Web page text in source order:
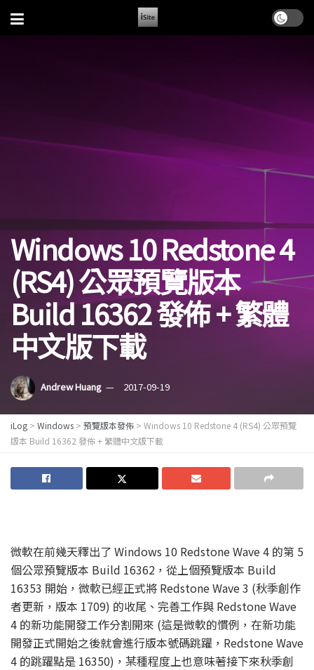
Windows 10 Redstone 4
(RS4) 公眾預覽版本
Build 16362 發佈 + 繁體
中文版下載
Andrew Huang 2017-09-19
iLog > Windows > 預覽版本發佈 > Windows 10 Redstone 4 (RS4) 公眾預覽
版本 Build 16362 發佈 + 繁體中文版下載
微軟在前幾天釋出了 Windows 10 Redstone Wave 4 的第 5
個公眾預覽版本 Build 16362，從上個預覽版本 Build
16353 開始，微軟已經正式將 Redstone Wave 3 (秋季創作
者更新，版本 1709) 的收尾、完善工作與 Redstone Wave
4 的新功能開發工作分割開來 (這是微軟的慣例，在新功能
開發正式開始之後就會進行版本號碼跳躍，Redstone Wave
4 的跳躍點是 16350)，某種程度上也意味著接下來秋季創